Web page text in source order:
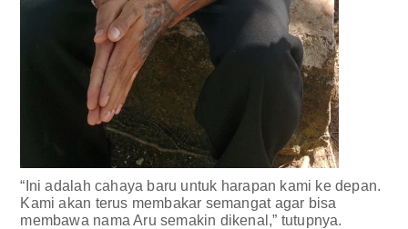
“Ini adalah cahaya baru untuk harapan kami ke depan.
Kami akan terus membakar semangat agar bisa
membawa nama Aru semakin dikenal,” tutupnya.